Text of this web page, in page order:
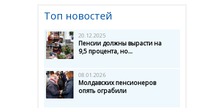
Топ новостей
20.12.2025
Пенсии должны вырасти на
9,5 процента, но...
08.01.2026
Молдавских пенсионеров
опять ограбили